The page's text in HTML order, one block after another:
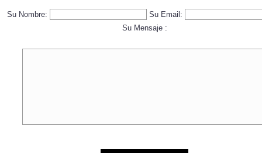
Su Nombre:
Su Email:
Su Mensaje :